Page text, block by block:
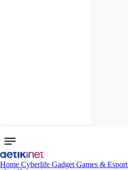
Home Cyberlife Gadget Games & Esport